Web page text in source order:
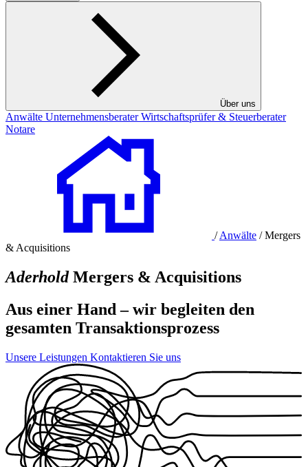
Über uns
Anwälte UnternehmensberaterWirtschaftsprüfer & Steuerberater
Notare
/ Anwälte / Mergers
& Acquisitions
Aderhold Mergers & Acquisitions
Aus einer Hand – wir begleiten den
gesamten Transaktionsprozess
Unsere Leistungen Kontaktieren Sie uns